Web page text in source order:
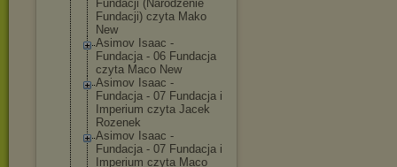
Fundacji (Narodzenie
Fundacji) czyta Mako
New
Asimov Isaac -
Fundacja - 06 Fundacja
czyta Maco New
Asimov Isaac -
Fundacja - 07 Fundacja i
Imperium czyta Jacek
Rozenek
Asimov Isaac -
Fundacja - 07 Fundacja i
Imperium czyta Maco